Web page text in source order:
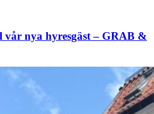
nya hyresgäst – GRAB &